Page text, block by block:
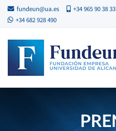
fundeun@ua.es
+34 965 90 38 33
+34 682 928 490